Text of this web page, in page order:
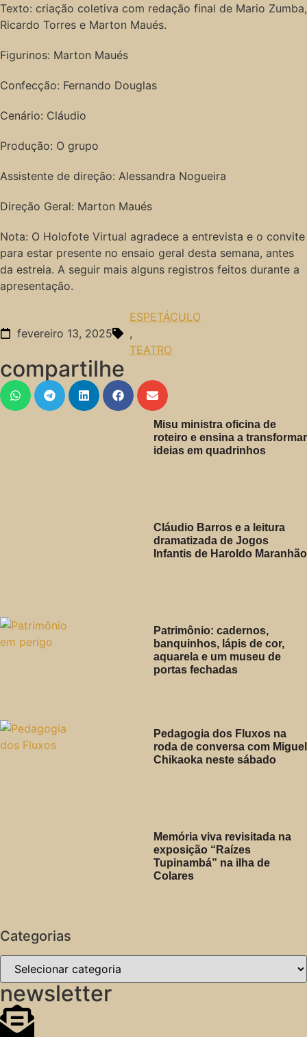
Texto: criação coletiva com redação final de Mario Zumba,
Ricardo Torres e Marton Maués.
Figurinos: Marton Maués
Confecção: Fernando Douglas
Cenário: Cláudio
Produção: O grupo
Assistente de direção: Alessandra Nogueira
Direção Geral: Marton Maués
Nota: O Holofote Virtual agradece a entrevista e o convite
para estar presente no ensaio geral desta semana, antes
da estreia. A seguir mais alguns registros feitos durante a
apresentação.
fevereiro 13, 2025
ESPETÁCULO
,
TEATRO
compartilhe
Misu ministra oficina de
roteiro e ensina a transformar
ideias em quadrinhos
Cláudio Barros e a leitura
dramatizada de Jogos
Infantis de Haroldo Maranhão
Patrimônio: cadernos,
banquinhos, lápis de cor,
aquarela e um museu de
portas fechadas
Pedagogia dos Fluxos na
roda de conversa com Miguel
Chikaoka neste sábado
Memória viva revisitada na
exposição “Raízes
Tupinambá” na ilha de
Colares
Categorias
newsletter